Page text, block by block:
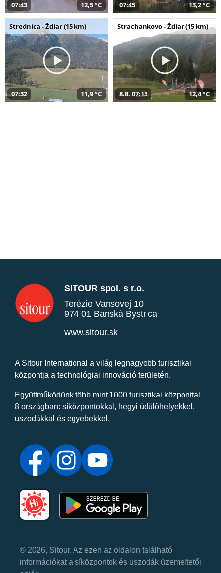
07:43 12,5 °C 07:45 13,2 °C
Strednica - Ždiar (15 km)
07:32 11,9 °C
Strachankovo - Ždiar (15 km)
8.8. 07:13 12,4 °C
SITOUR spol. s r.o.
Terézie Vansovej 10
974 01 Banská Bystrica
www.sitour.sk
A Sitour International a világ legnagyobb turisztikai
központja a technológiai innováció területén.
Együttműködünk több mint 1000 turisztikai központtal
8 országban: síközpontokkal, hegyi üdülőhelyekkel,
uszodákkal és egyebekkel.
© 2026, Sitour. Az ezen az oldalon található
információkat a síközpontok és uszodák üzemeltetői